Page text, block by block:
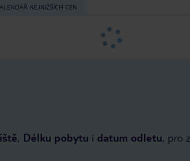
NEJNIŽŠÍCH CEN
, Délku pobytu i datum odletu, pro